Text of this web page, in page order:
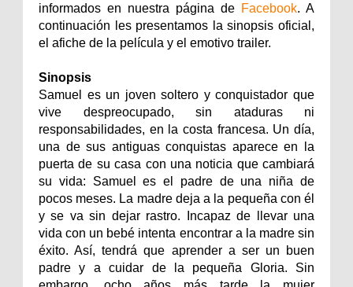
informados en nuestra página de Facebook. A
continuación les presentamos la sinopsis oficial,
el afiche de la película y el emotivo trailer.
Sinopsis
Samuel es un joven soltero y conquistador que
vive despreocupado, sin ataduras ni
responsabilidades, en la costa francesa. Un día,
una de sus antiguas conquistas aparece en la
puerta de su casa con una noticia que cambiará
su vida: Samuel es el padre de una niña de
pocos meses. La madre deja a la pequeña con él
y se va sin dejar rastro. Incapaz de llevar una
vida con un bebé intenta encontrar a la madre sin
éxito. Así, tendrá que aprender a ser un buen
padre y a cuidar de la pequeña Gloria. Sin